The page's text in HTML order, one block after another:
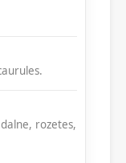
rozetes,